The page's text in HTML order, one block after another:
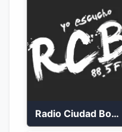
Radio Ciudad Bolívar 88.5 FM